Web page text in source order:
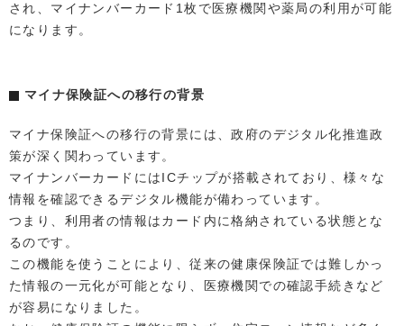
され、マイナンバーカード1枚で医療機関や薬局の利用が可能
になります。
マイナ保険証への移行の背景
マイナ保険証への移行の背景には、政府のデジタル化推進政
策が深く関わっています。
マイナンバーカードにはICチップが搭載されており、様々な
情報を確認できるデジタル機能が備わっています。
つまり、利用者の情報はカード内に格納されている状態とな
るのです。
この機能を使うことにより、従来の健康保険証では難しかっ
た情報の一元化が可能となり、医療機関での確認手続きなど
が容易になりました。